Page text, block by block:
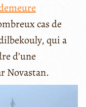
cas de
qui a
d’une
Novastan.